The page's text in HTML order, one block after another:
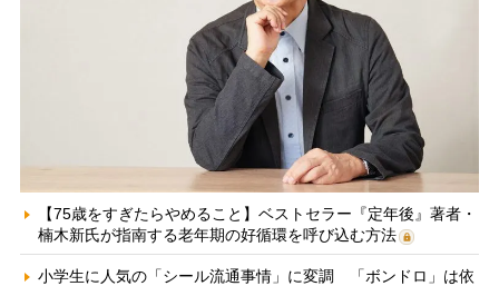
【75歳をすぎたらやめること】ベストセラー『定年後』著者・
楠木新氏が指南する老年期の好循環を呼び込む方法
小学生に人気の「シール流通事情」に変調 「ボンドロ」は依